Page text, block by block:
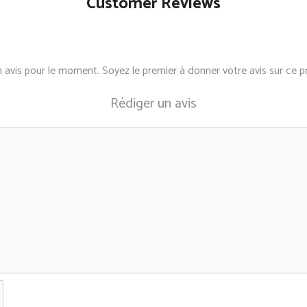
besoins de l'organisme.
Dimensions : environ
avis pour le moment. Soyez le premier à donner votre avis sur ce
Rédiger un avis